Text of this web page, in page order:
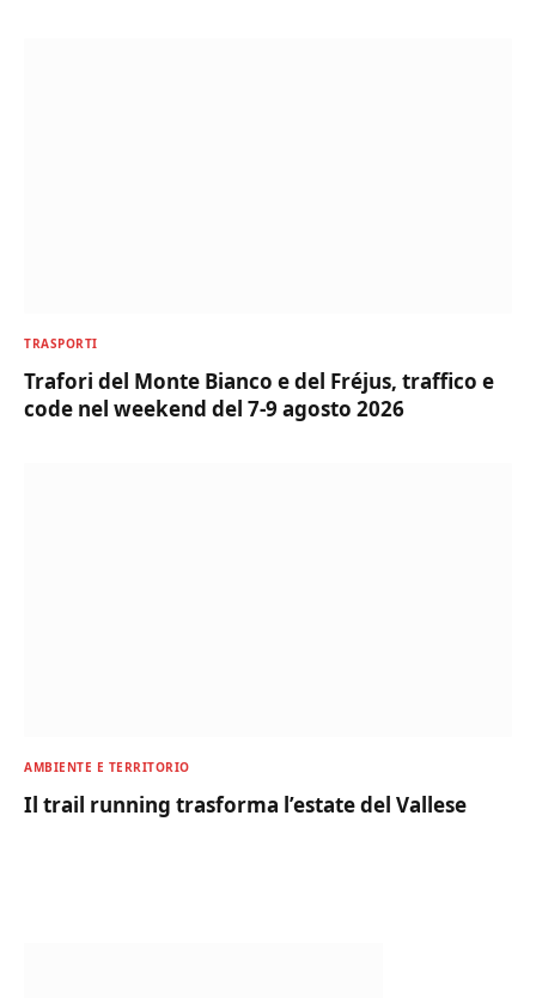
TRASPORTI
Trafori del Monte Bianco e del Fréjus, traffico e
code nel weekend del 7-9 agosto 2026
AMBIENTE E TERRITORIO
Il trail running trasforma l’estate del Vallese